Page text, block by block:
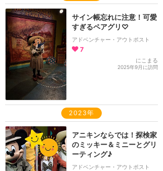
サイン帳忘れに注意！可愛
すぎるペアグリ♡
アドベンチャー・アウトポスト
7
にこまる
2025年9月に訪問
2023年
アニキンならでは！探検家
のミッキー＆ミニーとグリ
ーティング♪
アドベンチャー・アウトポスト